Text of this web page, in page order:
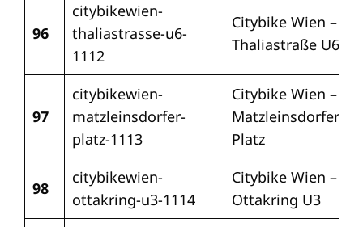
96
citybikewien-
thaliastrasse-u6-
1112
Citybike Wien –
Thaliastraße U6
97
citybikewien-
matzleinsdorfer-
platz-1113
Citybike Wien –
Matzleinsdorfer
Platz
98
citybikewien-
ottakring-u3-1114
Citybike Wien –
Ottakring U3